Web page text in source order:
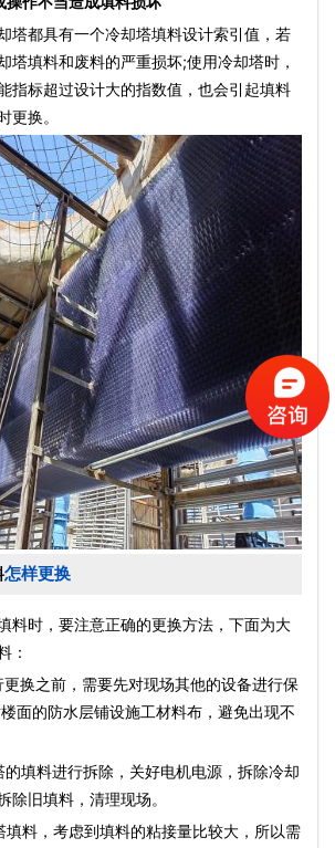
都具有一个冷却塔填料设计索引值，若
塔填料和废料的严重损坏;使用冷却塔时，
指标超过设计大的指数值，也会引起填料
更换。
怎样更换
时，要注意正确的更换方法，下面为大
：
之前，需要先对现场其他的设备进行保
面的防水层铺设施工材料布，避免出现不
填料进行拆除，关好电机电源，拆除冷却
除旧填料，清理现场。
填料 ，考虑到填料的粘接量比较大，所以需